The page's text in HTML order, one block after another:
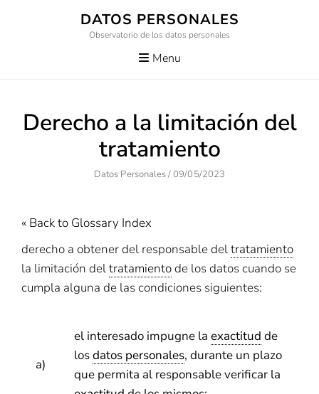
DATOS PERSONALES
Observatorio de los datos personales
Menu
Derecho a la limitación del
tratamiento
Author
Datos Personales/Posted
09/05/2023
« Back to Glossary Index
derecho a obtener del responsable deltratamiento
la limitación deltratamientode los datos cuando se
cumpla alguna de las condiciones siguientes:
a)
el interesado impugne la exactitud de
losdatos personales, durante un plazo
que permita al responsable verificar la